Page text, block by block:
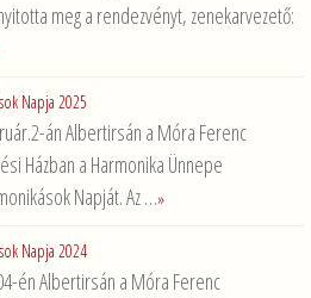
meg a rendezvényt, zenekarvezető:
Napja 2025
án Albertirsán a Móra Ferenc
Házban a Harmonika Ünnepe
Napját. Az …»
Napja 2024
én Albertirsán a Móra Ferenc